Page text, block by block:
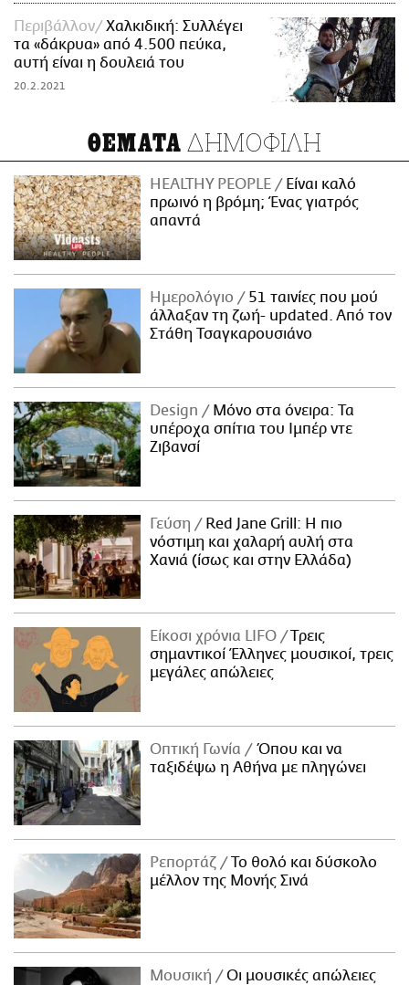
Περιβάλλον
Χαλκιδική: Συλλέγει
τα «δάκρυα» από 4.500 πεύκα,
αυτή είναι η δουλειά του
20.2.2021
ΘΕΜΑΤΑ ΔΗΜΟΦΙΛΗ
HEALTHY PEOPLE
Είναι καλό
πρωινό η βρόμη; Ένας γιατρός
απαντά
Ημερολόγιο
51 ταινίες που μού
άλλαξαν τη ζωή- updated. Aπό τον
Στάθη Τσαγκαρουσιάνο
Design
Μόνο στα όνειρα: Τα
υπέροχα σπίτια του Ιμπέρ ντε
Ζιβανσί
Γεύση
Red Jane Grill: Η πιο
νόστιμη και χαλαρή αυλή στα
Χανιά (ίσως και στην Ελλάδα)
Είκοσι χρόνια LIFO
Tρεις
σημαντικοί Έλληνες μουσικοί, τρεις
μεγάλες απώλειες
Οπτική Γωνία
Όπου και να
ταξιδέψω η Αθήνα με πληγώνει
Ρεπορτάζ
Το θολό και δύσκολο
μέλλον της Μονής Σινά
Μουσική Οι μουσικές απώλειες